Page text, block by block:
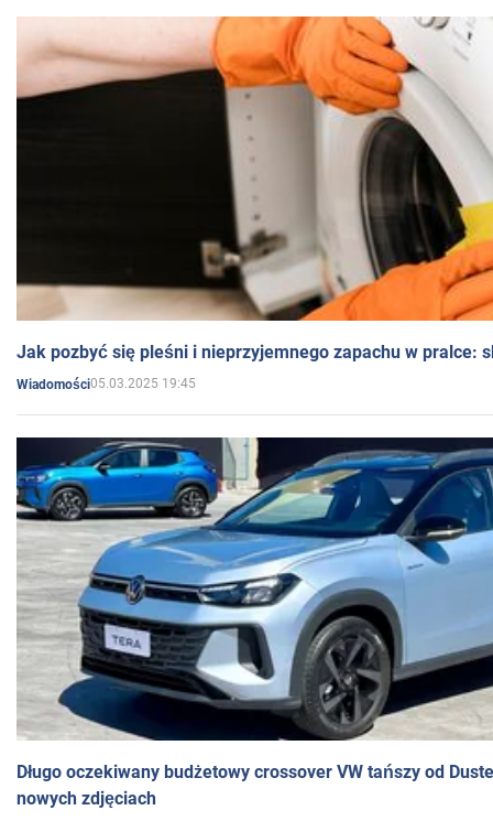
Jak pozbyć się pleśni i nieprzyjemnego zapachu w pralce:
Wiadomości05.03.2025 19:45
Długo oczekiwany budżetowy crossover VW tańszy od
nowych zdjęciach